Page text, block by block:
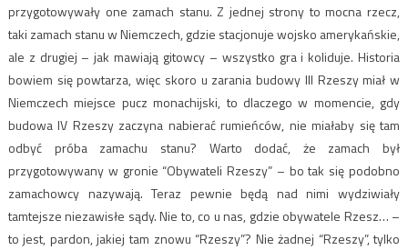
przygotowywały one zamach stanu. Z jednej strony to mocna rzecz,
taki zamach stanu w Niemczech, gdzie stacjonuje wojsko amerykańskie,
ale z drugiej – jak mawiają gitowcy – wszystko gra i koliduje. Historia
bowiem się powtarza, więc skoro u zarania budowy III Rzeszy miał w
Niemczech miejsce pucz monachijski, to dlaczego w momencie, gdy
budowa IV Rzeszy zaczyna nabierać rumieńców, nie miałaby się tam
odbyć próba zamachu stanu? Warto dodać, że zamach był
przygotowywany w gronie “Obywateli Rzeszy” – bo tak się podobno
zamachowcy nazywają. Teraz pewnie będą nad nimi wydziwiały
tamtejsze niezawisłe sądy. Nie to, co u nas, gdzie obywatele Rzesz… –
to jest, pardon, jakiej tam znowu “Rzeszy”? Nie żadnej “Rzeszy”, tylko